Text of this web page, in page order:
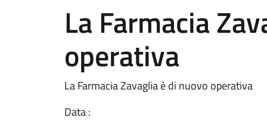
La Farmacia
operativa
La Farmacia Zavaglia è di nuovo operativa
Data :